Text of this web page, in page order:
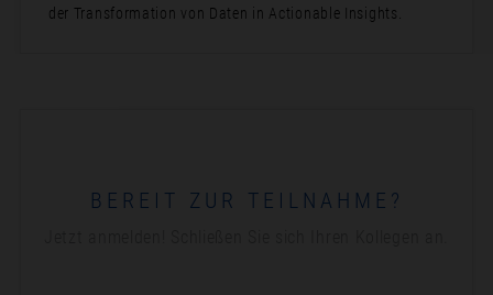
der Transformation von Daten in Actionable Insights.
BEREIT ZUR TEILNAHME?